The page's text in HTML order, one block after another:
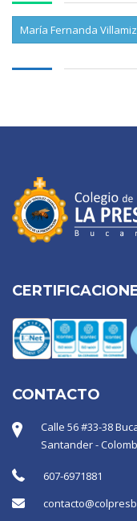
María Fernanda
CONTACTO
Calle 56 #33-38
Santander -
607-6971881